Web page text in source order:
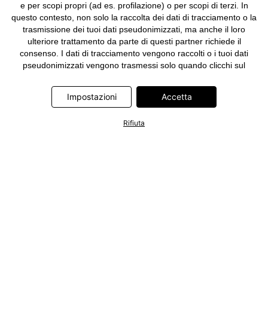
e per scopi propri (ad es. profilazione) o per scopi di terzi. In
questo contesto, non solo la raccolta dei dati di tracciamento o la
trasmissione dei tuoi dati pseudonimizzati, ma anche il loro
ulteriore trattamento da parte di questi partner richiede il
consenso. I dati di tracciamento vengono raccolti o i tuoi dati
pseudonimizzati vengono trasmessi solo quando clicchi sul
seguenti società: Adjust GmbH, Criteo SA, Google Ireland
Limited, Hurra Communications GmbH, ID5 Technology Ltd,
Limited, Pinterest Europe Limited, RTB-House GmbH, TikTok
Impostazioni Accetta
Rifiuta